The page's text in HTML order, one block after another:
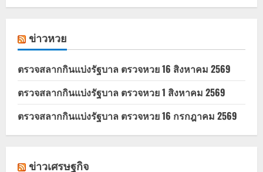
ข่าวหวย
ตรวจสลากกินแบ่งรัฐบาล ตรวจหวย 16 สิงหาคม 2569
ตรวจสลากกินแบ่งรัฐบาล ตรวจหวย 1 สิงหาคม 2569
ตรวจสลากกินแบ่งรัฐบาล ตรวจหวย 16 กรกฎาคม 2569
ข่าวเศรษฐกิจ